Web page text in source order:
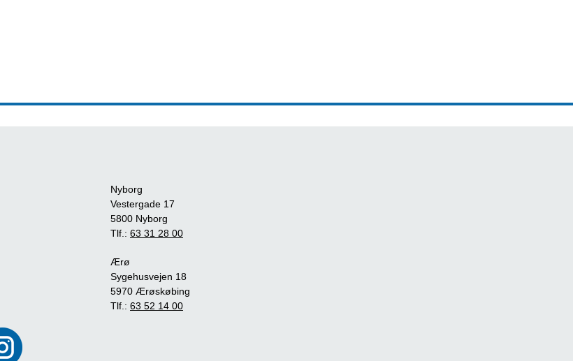
Nyborg
Vestergade 17
5800 Nyborg
Tlf.: 63 31 28 00
Ærø
Sygehusvejen 18
5970 Ærøskøbing
Tlf.: 63 52 14 00